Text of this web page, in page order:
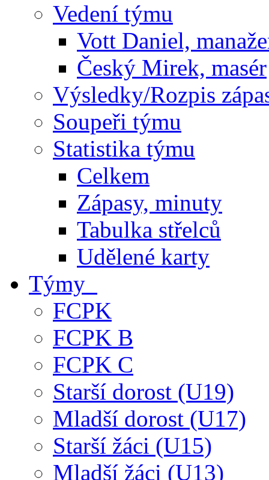
Vedení týmu
Vott Daniel,
Český Mirek, masér
Výsledky/Rozpis
Soupeři týmu
Statistika týmu
Celkem
Zápasy, minuty
Tabulka střelců
Udělené karty
Týmy
FCPK
FCPK B
FCPK C
Starší dorost (U19)
Mladší dorost (U17)
Starší žáci (U15)
Mladší žáci (U13)